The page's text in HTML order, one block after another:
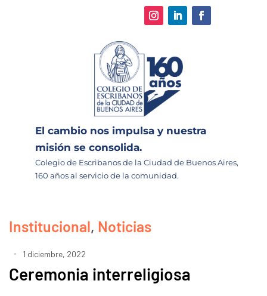
El cambio nos impulsa y nuestra
misión se consolida.
Colegio de Escribanos de la Ciudad de Buenos Aires,
160 años al servicio de la comunidad.
Institucional, Noticias
1 diciembre, 2022
Ceremonia interreligiosa